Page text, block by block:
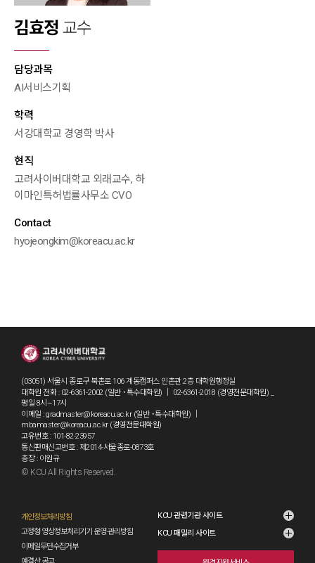
김효정 교수
담당과목
AI서비스기획
학력
서강대학교 경영학 박사
현직
고려사이버대학교 외래교수, 하
이마인특허법률사무소 CVO
Contact
hyojeongkim@koreacu.ac.kr
(03051) 서울시 종로구 북촌로 106 계동캠퍼스 인촌관 2층 대학원행정실
대학원 전화 : 02-6361-2002 (일반 ˙특수대학원) ｜ 02-6361-2018 (경영전문대학원) _
평일 8시~17시
이메일 : gradmaster@koreacu.ac.kr (일반 ˙특수대학원) ｜
mbamaster@koreacu.ac.kr (경영전문대학원)
고유번호 : 101-82-23957
통신판매신고번호 : 제2014-서울종로-0873호
총장 : 이원규
© KCU All Rights Reserved.
개인정보처리방침
고정형 영상정보처리기기 운영·관리방침
이메일무단수집거부
KCU 관련기관 사이트
KCU 패밀리 사이트